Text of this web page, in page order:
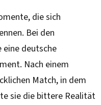
die sich
Bei den
eine deutsche
Nach einem
Match, in dem
sie die bittere Realität